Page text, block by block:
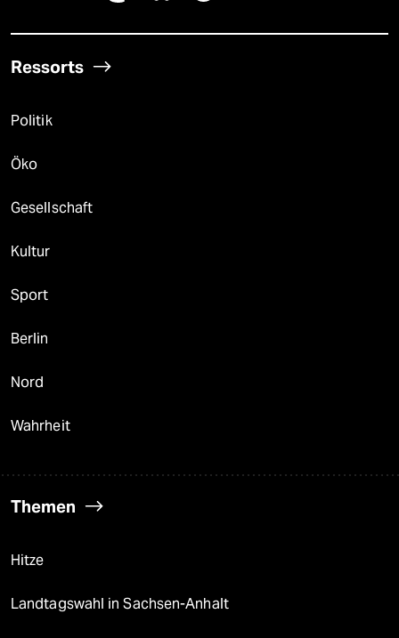
Ressorts
Politik
Öko
Gesellschaft
Kultur
Sport
Berlin
Nord
Wahrheit
Themen
Hitze
Landtagswahl in Sachsen-Anhalt